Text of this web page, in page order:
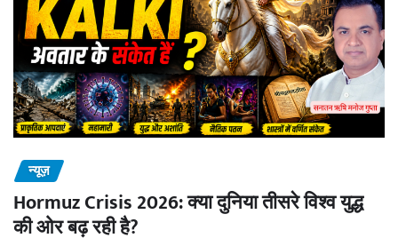
न्यूज़
Hormuz Crisis 2026: क्या दुनिया तीसरे विश्व युद्ध
की ओर बढ़ रही है?